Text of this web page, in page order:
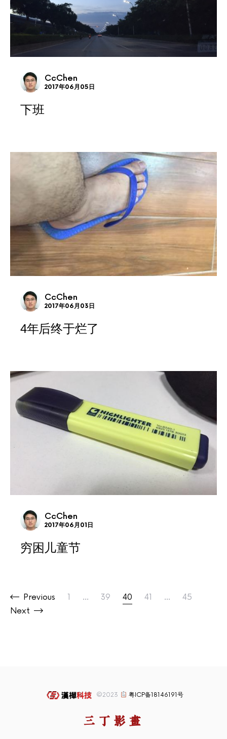
CcChen
2017年06月05日
下班
CcChen
2017年06月03日
4年后终于烂了
CcChen
2017年06月01日
穷困儿童节
文章分页
Previous 1 … 39 40 41 …
45
Next
©2023 粤ICP备18146191号
三丁影画